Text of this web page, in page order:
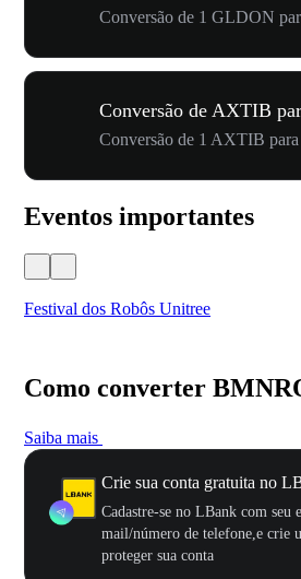
Conversão de 1 GLDON
Conversão de AXTIB
Conversão de 1 AXTIB
Eventos importantes
Festival dos Robôs Unitree
Como converter
Saiba mais
Crie sua conta gratuita no
Cadastre-se no LBank com seu
mail/número de telefone,e crie
proteger sua conta